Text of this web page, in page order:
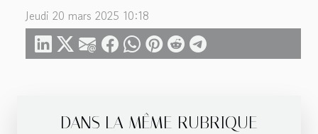
DANS LA MÊME RUBRIQUE
Jeudi 20 mars 2025 10:18